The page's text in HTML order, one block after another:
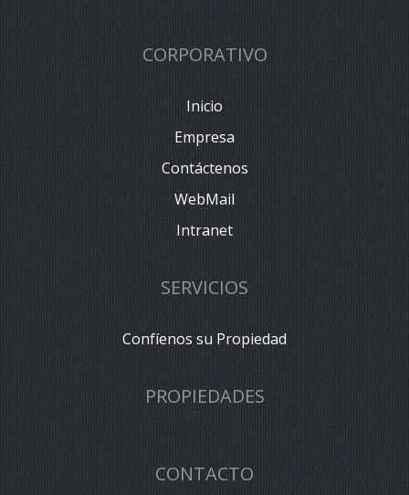
CORPORATIVO
Inicio
Empresa
Contáctenos
WebMail
Intranet
SERVICIOS
Confíenos su Propiedad
PROPIEDADES
CONTACTO